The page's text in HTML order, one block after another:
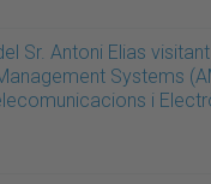
Sr. Antoni Elias
Systems
i